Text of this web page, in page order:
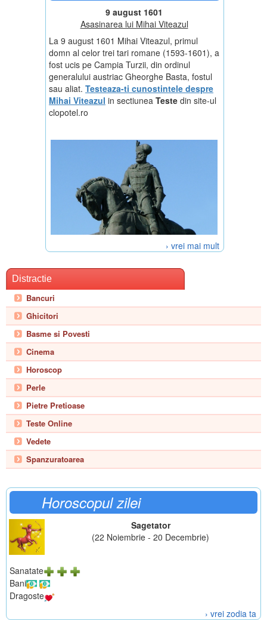
Distractie
Bancuri
Ghicitori
Basme si Povesti
Cinema
Horoscop
Perle
Pietre Pretioase
Teste Online
Vedete
Spanzuratoarea
Horoscopul zilei
Sagetator
(22 Noiembrie - 20 Decembrie)
Sanatate
Bani
Dragoste
› vrei zodia ta
9 august 1601
Asasinarea lui Mihai Viteazul
La 9 august 1601 Mihai Viteazul, primul
domn al celor trei tari romane (1593-1601), a
fost ucis pe Campia Turzii, din ordinul
generalului austriac Gheorghe Basta, fostul
sau aliat. Testeaza-ti cunostintele despre
Mihai Viteazul in sectiunea Teste din site-ul
clopotel.ro
› vrei mai mult